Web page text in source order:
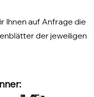
Ihnen auf Anfrage die
der jeweiligen